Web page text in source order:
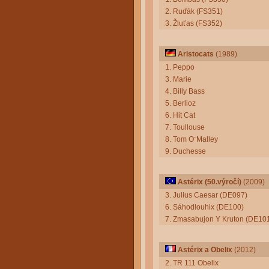
2. Ruďák (FS351)
3. Žluťas (FS352)
Aristocats (1989)
1. Peppo
3. Marie
4. Billy Bass
5. Berlioz
6. Hit Cat
7. Toullouse
8. Tom O¨Malley
9. Duchesse
Astérix (50.výročí) (2009)
3. Julius Caesar (DE097)
6. Sáhodlouhix (DE100)
7. Zmasabujon Y Kruton
Astérix a Obelix (2012)
2. TR 111 Obelix